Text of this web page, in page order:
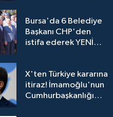
Bursa'da 6 Belediye
Başkanı CHP'den
istifa ederek YENİ
X'ten Türkiye kararına
itiraz! İmamoğlu'nun
Cumhurbaşkanlığı